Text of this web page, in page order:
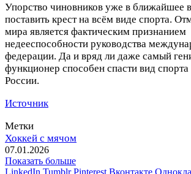
Упорство чиновников уже в ближайшее
поставить крест на всём виде спорта.
мира является фактическим признанием
недееспособности руководства
федерации. Да и вряд ли даже самый
функционер способен спасти вид
России.
Источник
Метки
Хоккей с мячом
07.01.2026
Показать больше
LinkedIn Tumblr Pinterest Вконтакте